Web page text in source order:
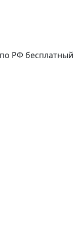
РФ бесплатный